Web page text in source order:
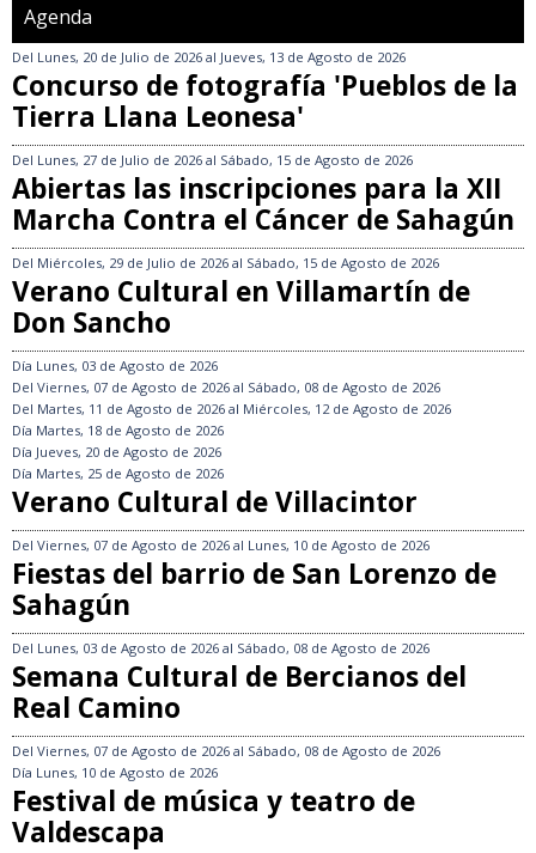
Agenda
Del Lunes, 20 de Julio de 2026 al Jueves, 13 de Agosto de 2026
Concurso de fotografía 'Pueblos de la
Tierra Llana Leonesa'
Del Lunes, 27 de Julio de 2026 al Sábado, 15 de Agosto de 2026
Abiertas las inscripciones para la XII
Marcha Contra el Cáncer de Sahagún
Del Miércoles, 29 de Julio de 2026 al Sábado, 15 de Agosto de 2026
Verano Cultural en Villamartín de
Don Sancho
Día Lunes, 03 de Agosto de 2026
Del Viernes, 07 de Agosto de 2026 al Sábado, 08 de Agosto de 2026
Del Martes, 11 de Agosto de 2026 al Miércoles, 12 de Agosto de 2026
Día Martes, 18 de Agosto de 2026
Día Jueves, 20 de Agosto de 2026
Día Martes, 25 de Agosto de 2026
Verano Cultural de Villacintor
Del Viernes, 07 de Agosto de 2026 al Lunes, 10 de Agosto de 2026
Fiestas del barrio de San Lorenzo de
Sahagún
Del Lunes, 03 de Agosto de 2026 al Sábado, 08 de Agosto de 2026
Semana Cultural de Bercianos del
Real Camino
Del Viernes, 07 de Agosto de 2026 al Sábado, 08 de Agosto de 2026
Día Lunes, 10 de Agosto de 2026
Festival de música y teatro de
Valdescapa